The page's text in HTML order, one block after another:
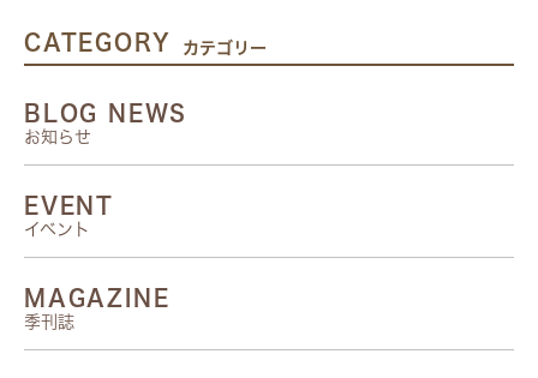
CATEGORY カテゴリー
BLOG NEWS
お知らせ
EVENT
イベント
MAGAZINE
季刊誌